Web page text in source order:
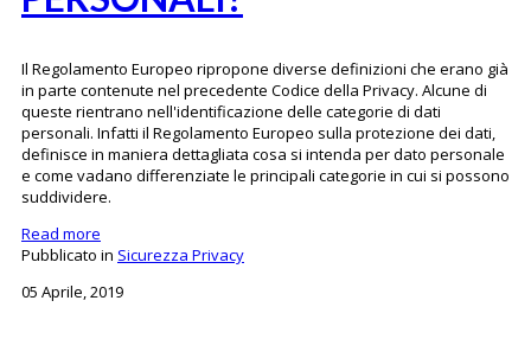
Il Regolamento Europeo ripropone diverse definizioni che erano già
in parte contenute nel precedente Codice della Privacy. Alcune di
queste rientrano nell'identificazione delle categorie di dati
personali. Infatti il Regolamento Europeo sulla protezione dei dati,
definisce in maniera dettagliata cosa si intenda per dato personale
e come vadano differenziate le principali categorie in cui si possono
suddividere.
Read more
Pubblicato in Sicurezza Privacy
05 Aprile, 2019